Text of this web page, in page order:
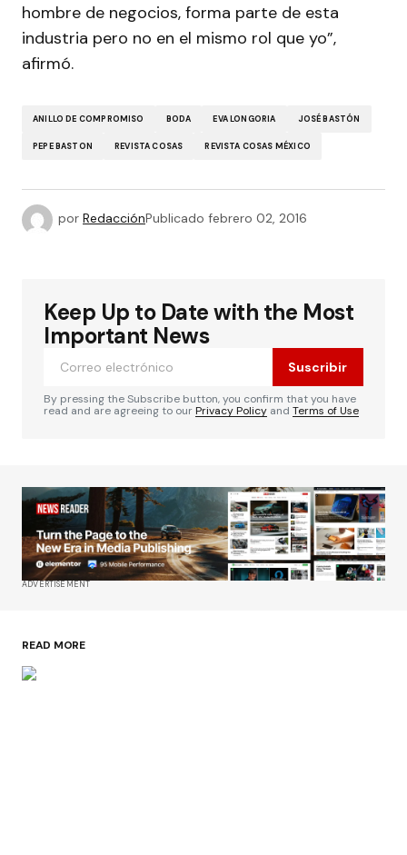
hombre de negocios, forma parte de esta
industria pero no en el mismo rol que yo”,
afirmó.
ANILLO DE COMPROMISO BODA EVA LONGORIA JOSÉ BASTÓN
PEPE BASTON REVISTA COSAS REVISTA COSAS MÉXICO
por RedacciónPublicado febrero 02, 2016
Keep Up to Date with the Most
Important News
Suscribir
By pressing the Subscribe button, you confirm that you have
read and are agreeing to ourPrivacy Policy and Terms of Use
ADVERTISEMENT
READ MORE